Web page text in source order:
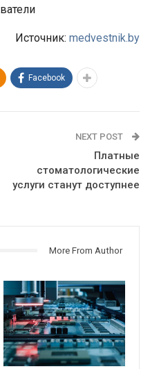
Источник: medvestnik.by
Facebook
NEXT POST
Платные
стоматологические
услуги станут доступнее
More From Author